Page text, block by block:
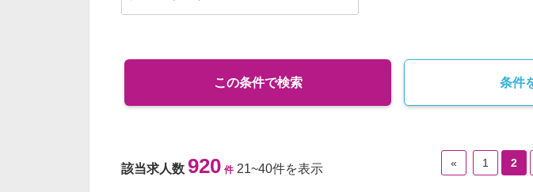
この条件で検索 条件
該当求人数 920 件 21~40件を表示 « 1 2